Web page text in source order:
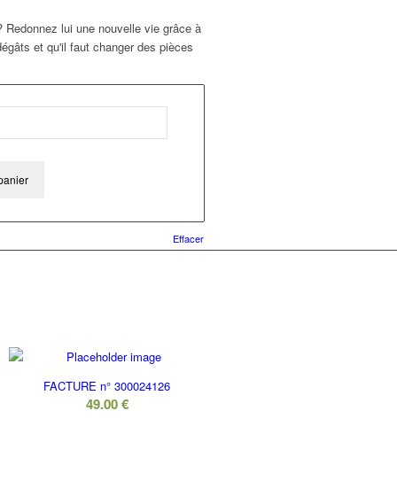
lui une nouvelle vie grâce à
et qu'il faut changer des pièces
Effacer
FACTURE n° 300024126
49.00€